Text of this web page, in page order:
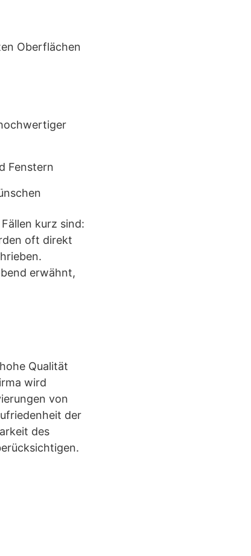
Oberflächen
Fenstern
kurz sind:
oft direkt
erwähnt,
Qualität
wird
von
der
des